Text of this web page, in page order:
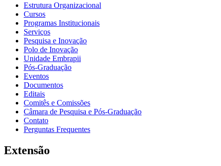
Estrutura Organizacional
Cursos
Programas Institucionais
Serviços
Pesquisa e Inovação
Polo de Inovação
Unidade Embrapii
Pós-Graduação
Eventos
Documentos
Editais
Comitês e Comissões
Câmara de Pesquisa e Pós-Graduação
Contato
Perguntas Frequentes
Extensão